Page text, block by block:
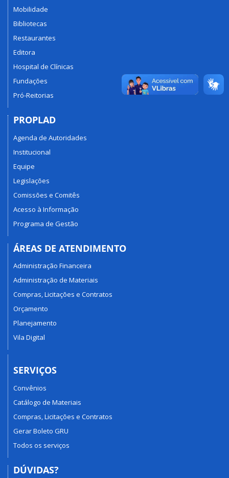
Mobilidade
Bibliotecas
Restaurantes
Editora
Hospital de Clínicas
Fundações
Pró-Reitorias
PROPLAD
Agenda de Autoridades
Institucional
Equipe
Legislações
Comissões e Comitês
Acesso à Informação
Programa de Gestão
ÁREAS DE ATENDIMENTO
Administração Financeira
Administração de Materiais
Compras, Licitações e Contratos
Orçamento
Planejamento
Vila Digital
SERVIÇOS
Convênios
Catálogo de Materiais
Compras, Licitações e Contratos
Gerar Boleto GRU
Todos os serviços
DÚVIDAS?